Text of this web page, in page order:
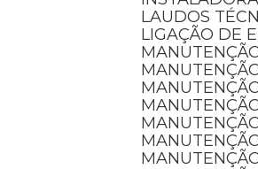
LAUDOS
LIGAÇÃO DE